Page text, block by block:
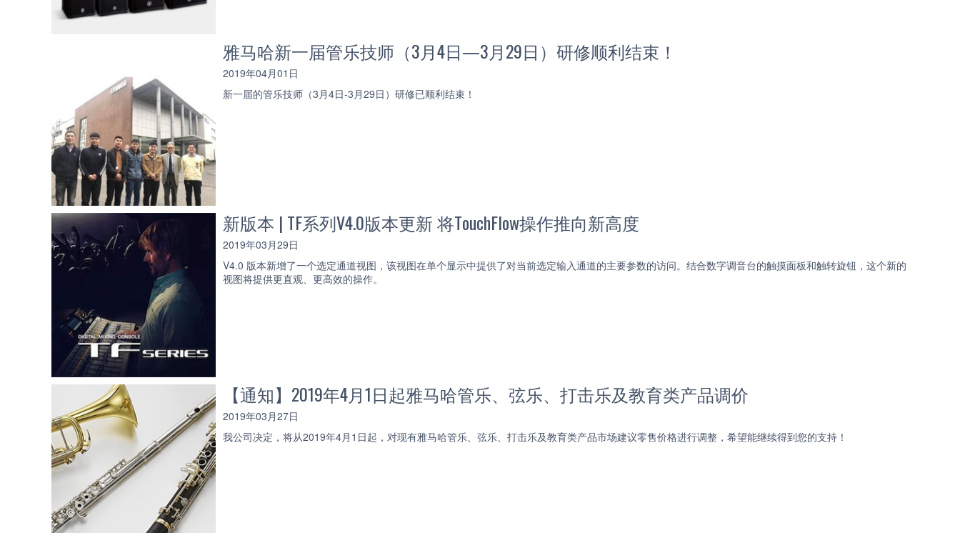
雅马哈新一届管乐技师（3月4日—3月29日）研修顺利结束！
2019年04月01日
新一届的管乐技师（3月4日-3月29日）研修已顺利结束！
新版本 | TF系列V4.0版本更新 将TouchFlow操作推向新高度
2019年03月29日
V4.0 版本新增了一个选定通道视图，该视图在单个显示中提供了对当前选定输入通道的主要参数的访问。结合数字调音台的触摸面板和触转旋钮，这个新的
视图将提供更直观、更高效的操作。
【通知】2019年4月1日起雅马哈管乐、弦乐、打击乐及教育类产品调价
2019年03月27日
我公司决定，将从2019年4月1日起，对现有雅马哈管乐、弦乐、打击乐及教育类产品市场建议零售价格进行调整，希望能继续得到您的支持！